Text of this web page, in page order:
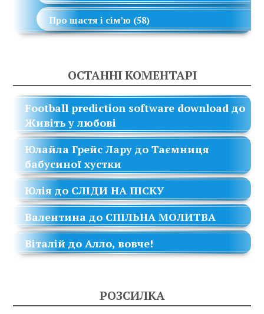
Про щастя і сім’ю (58)
ОСТАННІ КОМЕНТАРІ
Football prediction software download до
Живіть у любові
Юлайла Грейс Лару доТаємниця
бабусиної хустки
Юлія до СЛІДИ НА ПІСКУ
Валентина до СПІЛЬНА МОЛИТВА
Віталій до Алло, вовче!
РОЗСИЛКА